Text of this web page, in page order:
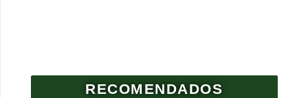
RECOMENDADOS